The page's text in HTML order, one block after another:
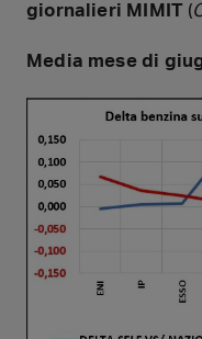
giornalieri MIMIT (
Media mese di